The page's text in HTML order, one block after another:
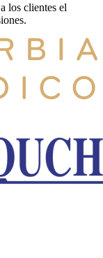
los clientes el